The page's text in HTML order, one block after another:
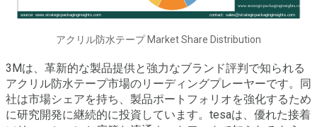
アクリル防水テープ Market Share Distribution
3Mは、革新的な製品提供と強力なブランド評判で知られる
アクリル防水テープ市場のリーディングプレーヤーです。同
社は市場シェアを持ち、製品ポートフォリオを強化するため
に研究開発に継続的に投資しています。tesaは、優れた接着